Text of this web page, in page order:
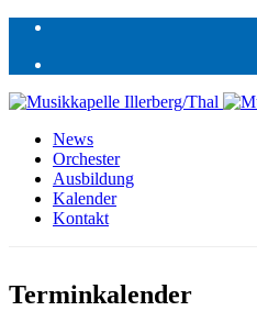
News
Orchester
Ausbildung
Kalender
Kontakt
Terminkalender